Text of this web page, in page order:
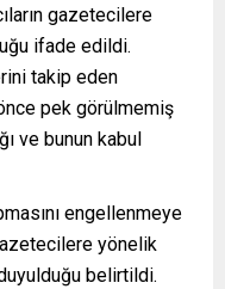
gazetecilere
ifade edildi.
takip eden
pek görülmemiş
ve bunun kabul
engellenmeye
yönelik
belirtildi.